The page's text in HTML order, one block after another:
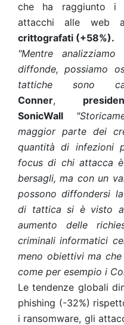
che ha raggiunto i
attacchi alle web
crittografati (+58%).
"Mentre
diffonde, possiamo
tattiche sono
Conner,
SonicWall
maggior parte dei
quantità di infezioni
focus di chi attacca
bersagli, ma con un
possono diffondersi
di tattica si è visto
aumento delle
criminali informatici
meno obiettivi ma
come per esempio i
Le tendenze globali
phishing (-32%)
i ransomware, gli